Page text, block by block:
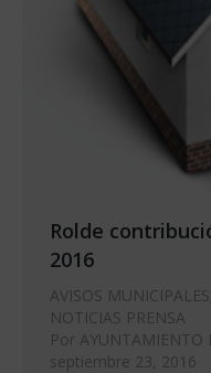
Rolde
2016
AVISOS MUNICIPALES
NOTICIAS PRENSA
Por AYUNTAMIENTO
septiembre 23, 2016